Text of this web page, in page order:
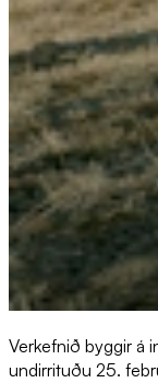
Verkefnið byggir á
undirrituðu 25.